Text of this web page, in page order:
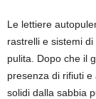
Le lettiere
rastrelli e sistemi
pulita. Dopo che il
presenza di rifiuti
solidi dalla sabbia